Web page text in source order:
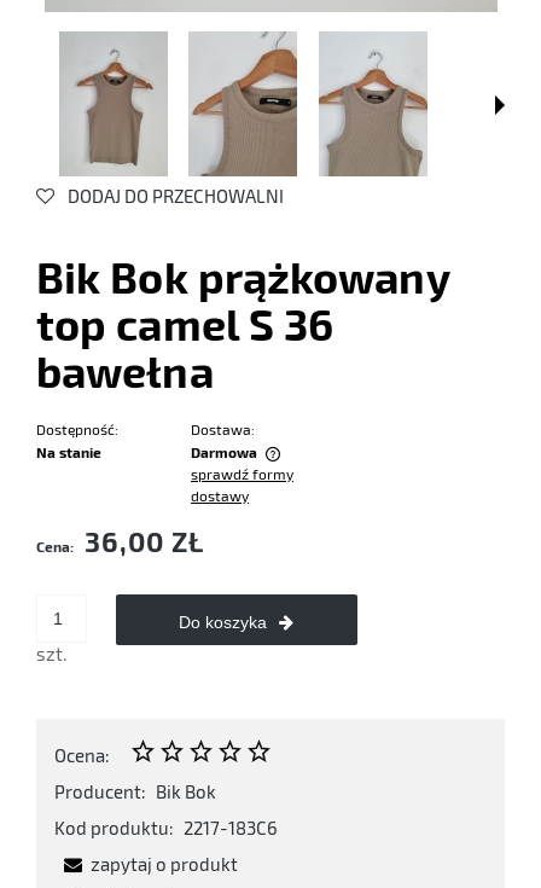
DODAJ DO PRZECHOWALNI
Bik Bok prążkowany
top camel S 36
bawełna
Dostępność:
Na stanie
Dostawa:
Darmowa
Cena nie zawiera ewentualnych kosztów płatności
sprawdź formy
dostawy
Cena: 36,00 ZŁ
szt.
Do koszyka
Ocena:
Producent: Bik Bok
Kod produktu: 2217-183C6
zapytaj o produkt